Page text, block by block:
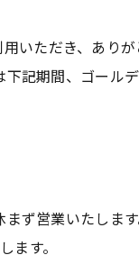
いただき、ありが
記期間、ゴール
ず営業いたします
ます。